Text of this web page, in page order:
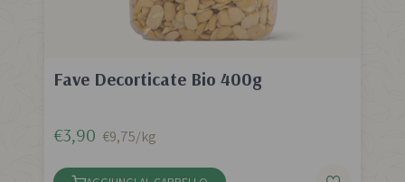
Fave Decorticate Bio 400g
€3,90 €9,75/kg